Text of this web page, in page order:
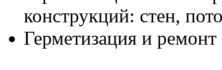
конструкций: стен,
Герметизация и ремонт